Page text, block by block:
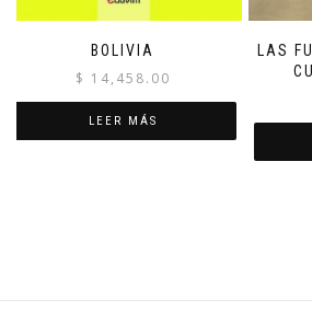
BOLIVIA
$ 14,458.00
LEER MÁS
LAS